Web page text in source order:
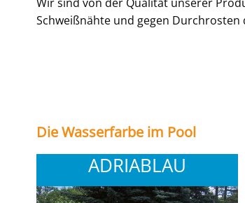
Schweißnähte und gegen Durchrosten
Die Wasserfarbe im Pool
ADRIABLAU